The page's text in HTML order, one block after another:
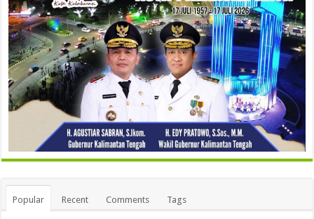
Popular Recent Comments Tags